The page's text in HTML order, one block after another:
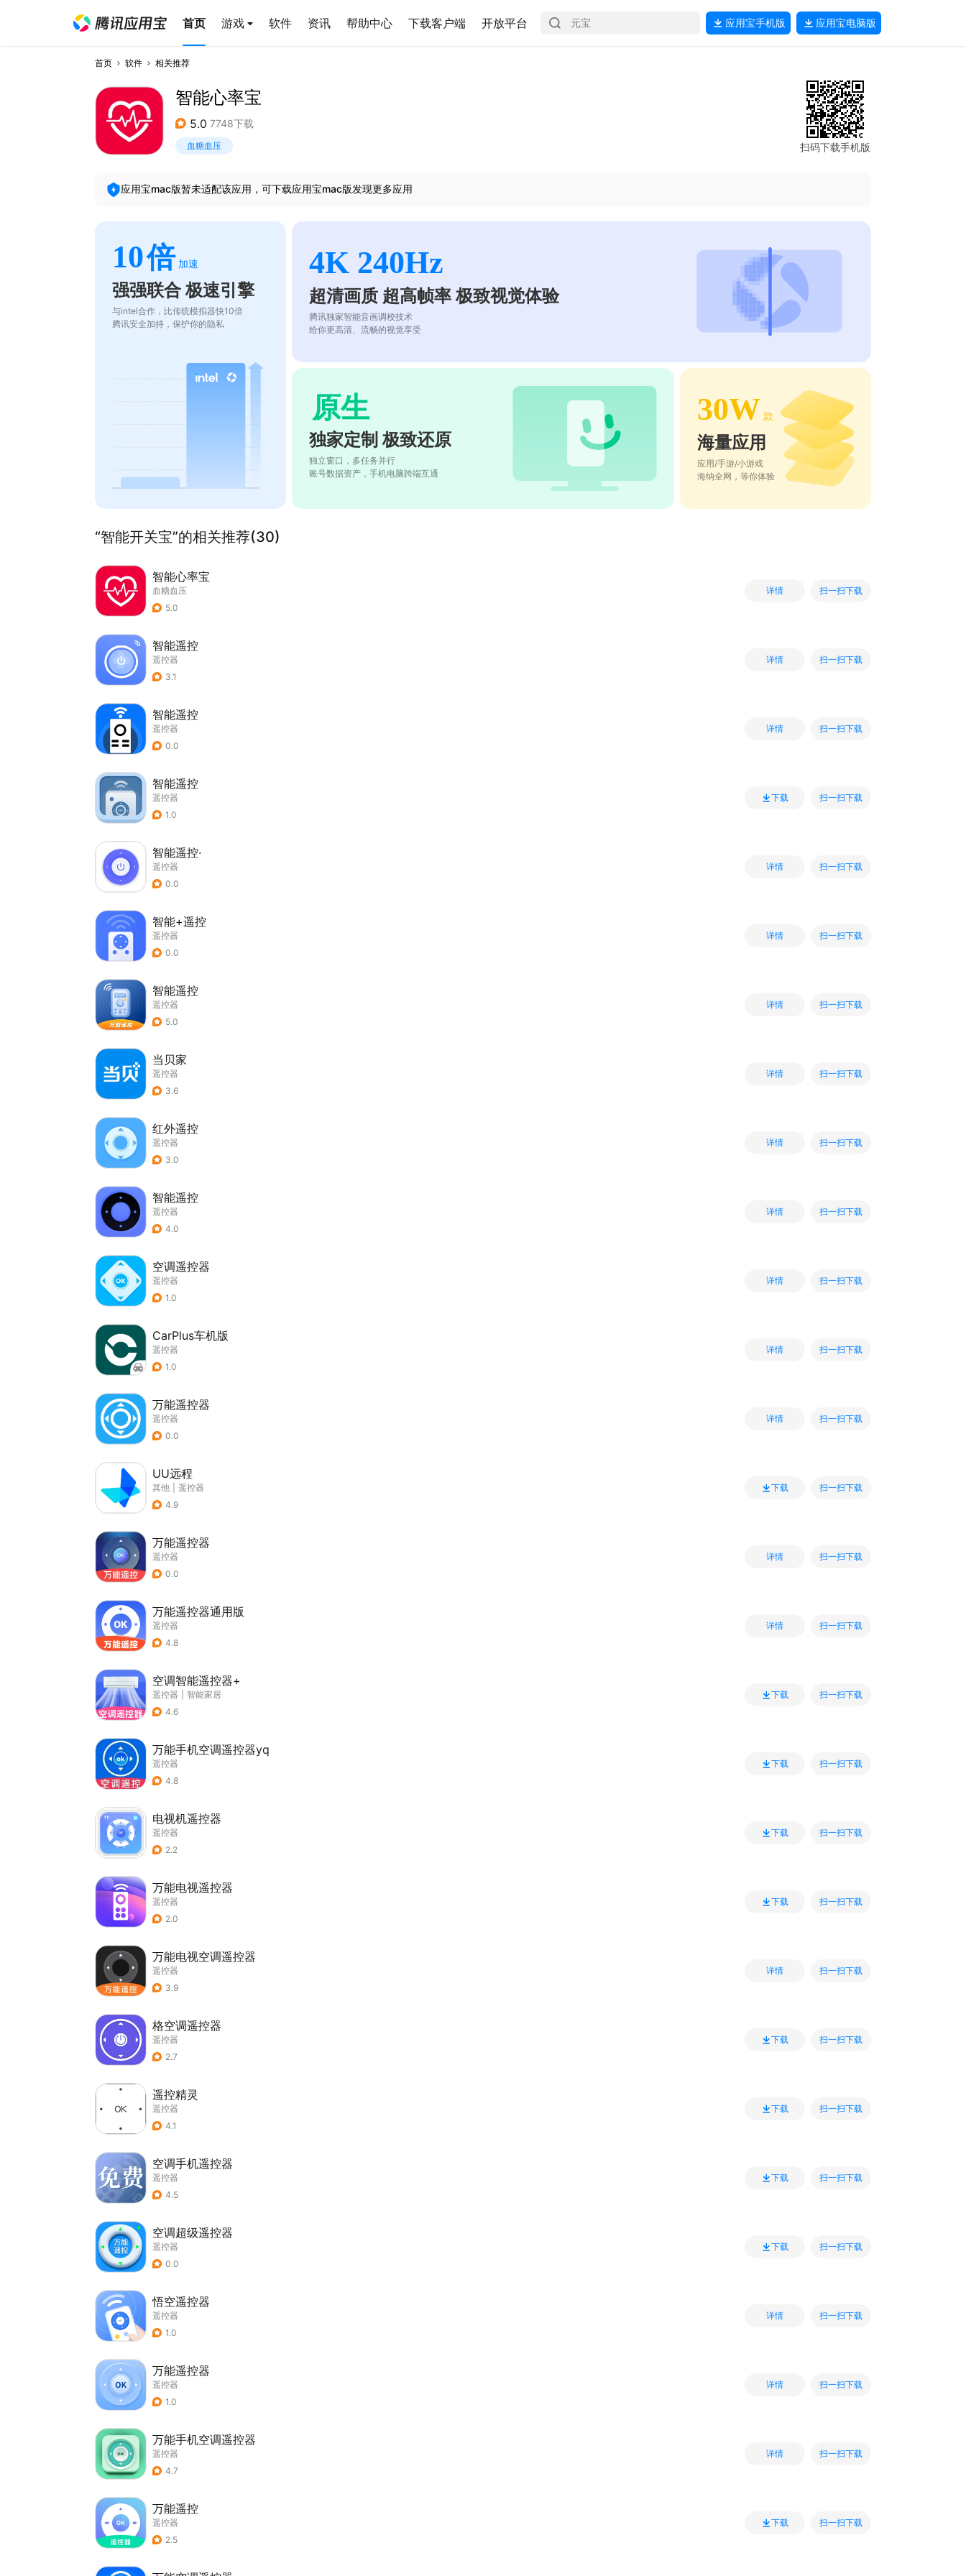
首页 游戏 软件 资讯 帮助中心 下载客户端 开放平台 应用宝手机版 应用宝电脑版
首页 软件 相关推荐
智能心率宝
5.0 7748下载
血糖血压 扫码下载手机版
应用宝mac版暂未适配该应用，可下载应用宝mac版发现更多应用
10倍 加速
强强联合 极速引擎
与intel合作，比传统模拟器快10倍
腾讯安全加持，保护你的隐私
4K 240Hz
超清画质 超高帧率 极致视觉体验
腾讯独家智能音画调校技术
给你更高清、流畅的视觉享受
原生
独家定制 极致还原
独立窗口，多任务并行
账号数据资产，手机电脑跨端互通
30W 款
海量应用
应用/手游/小游戏
海纳全网，等你体验
“智能开关宝”的相关推荐(30)
智能心率宝
血糖血压
5.0
详情 扫一扫下载
智能遥控
遥控器
3.1
详情 扫一扫下载
智能遥控
遥控器
0.0
详情 扫一扫下载
智能遥控
遥控器
1.0
下载 扫一扫下载
智能遥控·
遥控器
0.0
详情 扫一扫下载
智能+遥控
遥控器
0.0
详情 扫一扫下载
智能遥控
遥控器
5.0
详情 扫一扫下载
当贝家
遥控器
3.6
详情 扫一扫下载
红外遥控
遥控器
3.0
详情 扫一扫下载
智能遥控
遥控器
4.0
详情 扫一扫下载
空调遥控器
遥控器
1.0
详情 扫一扫下载
CarPlus车机版
遥控器
1.0
详情 扫一扫下载
万能遥控器
遥控器
0.0
详情 扫一扫下载
UU远程
其他
遥控器
4.9
下载 扫一扫下载
万能遥控器
遥控器
0.0
详情 扫一扫下载
万能遥控器通用版
遥控器
4.8
详情 扫一扫下载
空调智能遥控器+
遥控器
智能家居
4.6
下载 扫一扫下载
万能手机空调遥控器yq
遥控器
4.8
下载 扫一扫下载
电视机遥控器
遥控器
2.2
下载 扫一扫下载
万能电视遥控器
遥控器
2.0
下载 扫一扫下载
万能电视空调遥控器
遥控器
3.9
详情 扫一扫下载
格空调遥控器
遥控器
2.7
下载 扫一扫下载
遥控精灵
遥控器
4.1
下载 扫一扫下载
空调手机遥控器
遥控器
4.5
下载 扫一扫下载
空调超级遥控器
遥控器
0.0
下载 扫一扫下载
悟空遥控器
遥控器
1.0
详情 扫一扫下载
万能遥控器
遥控器
1.0
详情 扫一扫下载
万能手机空调遥控器
遥控器
4.7
详情 扫一扫下载
万能遥控
遥控器
2.5
下载 扫一扫下载